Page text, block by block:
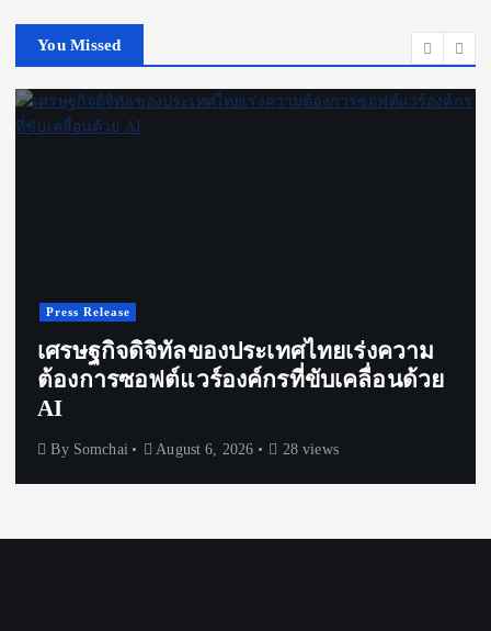
You Missed
Press Release
ระบบอัตโนมัติอัจฉริยะ ก้าวสู่ความได้
เปรียบทางการแข่งขันขององค์กรไทย
By Somchai August 6, 2026 22 views